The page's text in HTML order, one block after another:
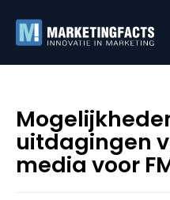
uitdagingen
media voor